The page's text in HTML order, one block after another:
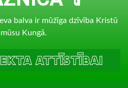
balva ir mūžīga dzīvība Kristū
mūsu Kungā.